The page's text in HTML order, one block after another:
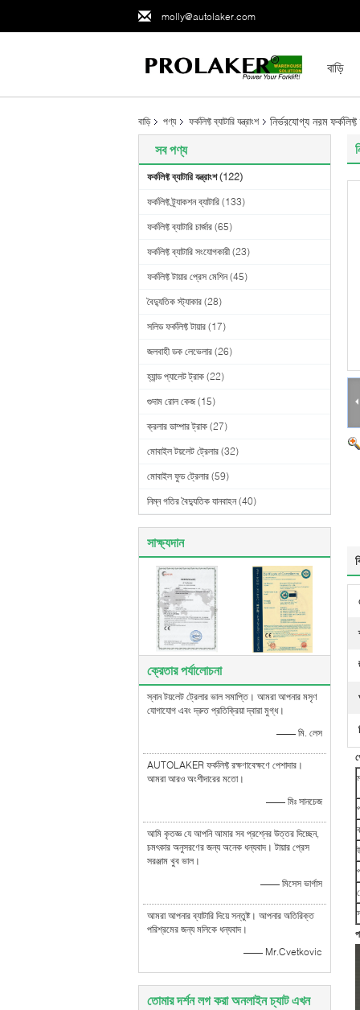
molly@autolaker.com
বাড়ি
বাড়ি পণ্য ফর্কলিফ্ট ব্যাটারি যন্ত্রাংশ নির্ভরযোগ্য নরম
সব পণ্য
ফর্কলিফ্ট ব্যাটারি যন্ত্রাংশ (122)
ফর্কলিফ্ট ট্র্যাকশন ব্যাটারি (133)
ফর্কলিফ্ট ব্যাটারি চার্জার (65)
ফর্কলিফ্ট ব্যাটারি সংযোগকারী (23)
ফর্কলিফ্ট টায়ার প্রেস মেশিন (45)
বৈদ্যুতিক স্ট্যাকার (28)
সলিড ফর্কলিফ্ট টায়ার (17)
জলবাহী ডক লেভেলার (26)
হ্যান্ড প্যালেট ট্রাক (22)
গুদাম রোল কেজ (15)
ক্রলার ডাম্পার ট্রাক (27)
মোবাইল টয়লেট ট্রেলার (32)
মোবাইল ফুড ট্রেলার (59)
নিম্ন গতির বৈদ্যুতিক যানবাহন (40)
সাক্ষ্যদান
ক্রেতার পর্যালোচনা
স্নান টয়লেট ট্রেলার ভাল সমাপ্তি। আমরা আপনার মসৃণ
যোগাযোগ এবং দ্রুত প্রতিক্রিয়া দ্বারা মুগ্ধ।
—— মি. লেস
AUTOLAKER ফর্কলিফ্ট রক্ষণাবেক্ষণে পেশাদার।
আমরা আরও অংশীদারের মতো।
—— মিঃ সানচেজ
আমি কৃতজ্ঞ যে আপনি আমার সব প্রশ্নের উত্তর দিচ্ছেন,
চমৎকার অনুসরণের জন্য অনেক ধন্যবাদ। টায়ার প্রেস
সরঞ্জাম খুব ভাল।
—— মিসেস ভার্গাস
আমরা আপনার ব্যাটারি দিয়ে সন্তুষ্ট। আপনার অতিরিক্ত
পরিশ্রমের জন্য মলিকে ধন্যবাদ।
—— Mr.Cvetkovic
তোমার দর্শন লগ করা অনলাইন চ্যাট এখন